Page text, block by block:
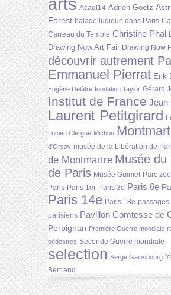
Acagl14 Adrien Goetz
Forest balade ludique dans Paris
Carreau du Temple Christine Phal
Drawing Now Art Fair Drawing Now
découvrir autrement
Emmanuel Pierrat Erik
Eugène Delâtre fondation Taylor Gérard
Institut de France Jean
Laurent Petitgirard
Lucien Clergue Michou
d'Orsay musée de la Libération de
de Montmartre Musée du
de Paris Musée Guimet Parc
Paris Paris 1er Paris 3e Paris 6e
Paris 14e Paris 18e passages
parisiens Pavillon Comtesse de
Perpignan Première Guerre mondiale
pédestres Seconde Guerre mondiale
selection Serge Gainsbourg
Bertrand